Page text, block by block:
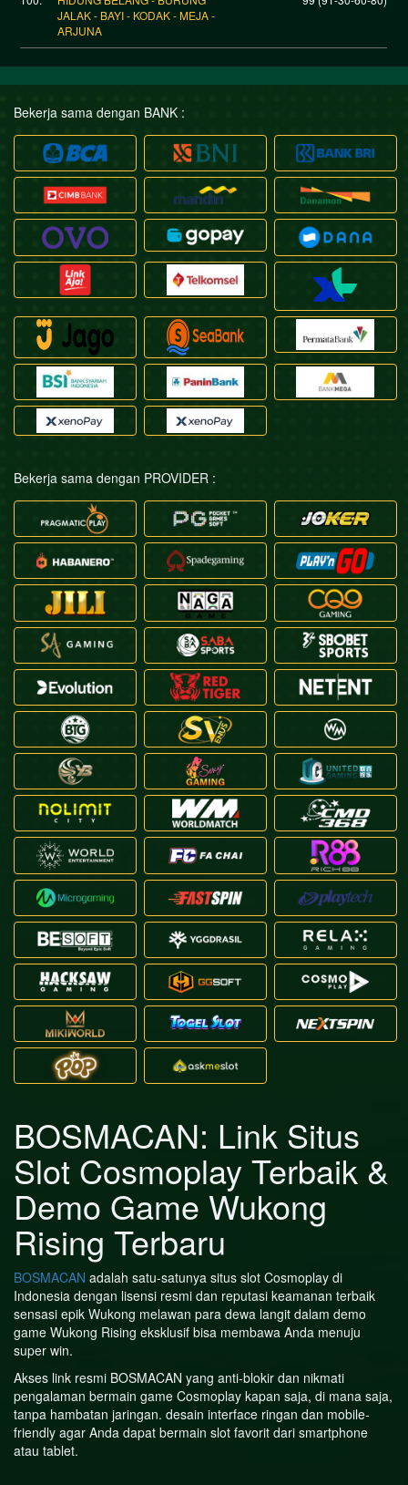
JALAK - BAYI - KODAK - MEJA -
ARJUNA
Bekerja sama dengan BANK :
Bekerja sama dengan PROVIDER :
BOSMACAN: Link Situs
Slot Cosmoplay Terbaik &
Demo Game Wukong
Rising Terbaru
BOSMACAN adalah satu-satunya situs slot Cosmoplay di
Indonesia dengan lisensi resmi dan reputasi keamanan terbaik
sensasi epik Wukong melawan para dewa langit dalam demo
game Wukong Rising eksklusif bisa membawa Anda menuju
super win.
Akses link resmi BOSMACAN yang anti-blokir dan nikmati
pengalaman bermain game Cosmoplay kapan saja, di mana saja,
tanpa hambatan jaringan. desain interface ringan dan mobile-
friendly agar Anda dapat bermain slot favorit dari smartphone
atau tablet.